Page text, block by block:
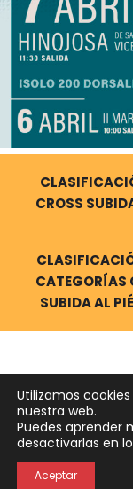
CROSS
CATEGORÍAS
SUBIDA AL
Neve|
Política
Utilizamos
nuestra web.
Puedes aprender
desactivarlas en
Aceptar